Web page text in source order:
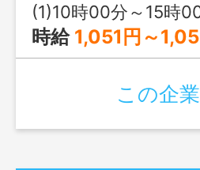
(1)10時00分～15時
時給 1,051円～
この企